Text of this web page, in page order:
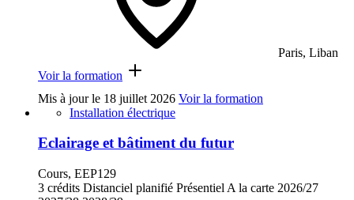
Paris, Liban
Voir la formation
Mis à jour le 18 juillet 2026 Voir la formation
Installation électrique
Eclairage et bâtiment du futur
Cours, EEP129
3 crédits Distanciel planifié Présentiel A la carte 2026/27